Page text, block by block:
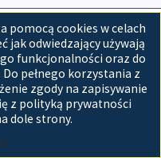
Przejdź do
pomocą cookies w celach
jak odwiedzający używają
funkcjonalności oraz do
pełnego korzystania z
zgody na zapisywanie
z polityką prywatności
dole strony.
Software © phpBB Limited
phpBB.pl